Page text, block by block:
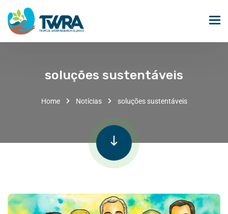
soluções sustentáveis
Home Notícias soluções sustentáveis